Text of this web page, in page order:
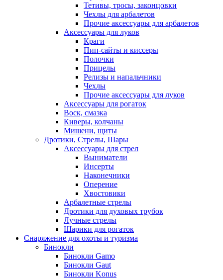
Тетивы, тросы, законцовки
Чехлы для арбалетов
Прочие аксессуары для арбалетов
Аксессуары для луков
Краги
Пип-сайты и киссеры
Полочки
Прицелы
Релизы и напальчники
Чехлы
Прочие аксессуары для луков
Аксессуары для рогаток
Воск, смазка
Киверы, колчаны
Мишени, щиты
Дротики, Стрелы, Шары
Аксессуары для стрел
Выниматели
Инсерты
Наконечники
Оперение
Хвостовики
Арбалетные стрелы
Дротики для духовых трубок
Лучные стрелы
Шарики для рогаток
Снаряжение для охоты и туризма
Бинокли
Бинокли Gamo
Бинокли Gaut
Бинокли Konus